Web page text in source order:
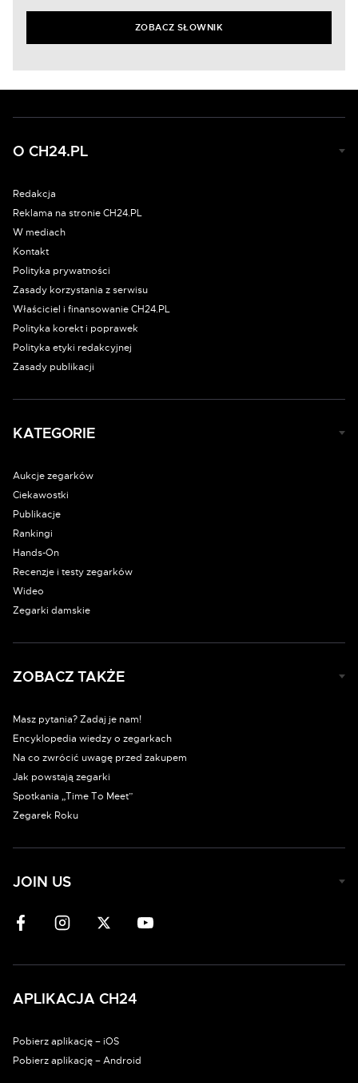
ZOBACZ SŁOWNIK
O CH24.PL
Redakcja
Reklama na stronie CH24.PL
W mediach
Kontakt
Polityka prywatności
Zasady korzystania z serwisu
Właściciel i finansowanie CH24.PL
Polityka korekt i poprawek
Polityka etyki redakcyjnej
Zasady publikacji
KATEGORIE
Aukcje zegarków
Ciekawostki
Publikacje
Rankingi
Hands-On
Recenzje i testy zegarków
Wideo
Zegarki damskie
ZOBACZ TAKŻE
Masz pytania? Zadaj je nam!
Encyklopedia wiedzy o zegarkach
Na co zwrócić uwagę przed zakupem
Jak powstają zegarki
Spotkania „Time To Meet”
Zegarek Roku
JOIN US
APLIKACJA CH24
Pobierz aplikację – iOS
Pobierz aplikację – Android